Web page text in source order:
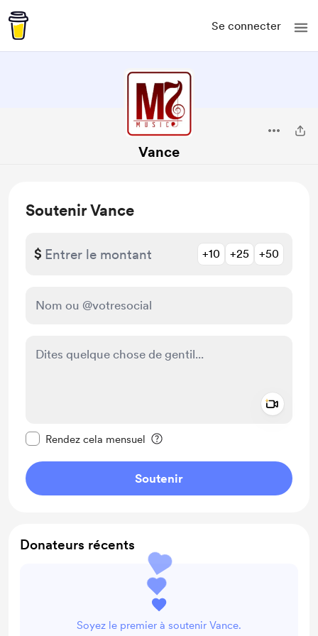
Se connecter
Vance
Soutenir Vance
$ +10 +25 +50
Rendez cela mensuel
Soutenir
Donateurs récents
Soyez le premier à soutenir Vance.